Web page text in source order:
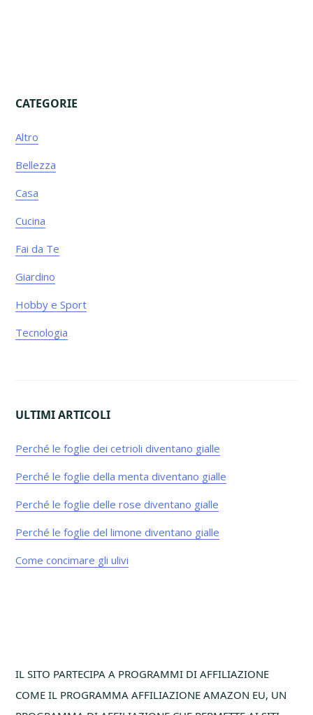
Primary
Sidebar
CATEGORIE
Altro
Bellezza
Casa
Cucina
Fai da Te
Giardino
Hobby e Sport
Tecnologia
ULTIMI ARTICOLI
Perché le foglie dei cetrioli diventano gialle​
Perché le foglie della menta diventano gialle​
Perché le foglie delle rose diventano gialle​
Perché le foglie del limone diventano gialle​
Come concimare gli ulivi
Footer
IL SITO PARTECIPA A PROGRAMMI DI AFFILIAZIONE
COME IL PROGRAMMA AFFILIAZIONE AMAZON EU, UN